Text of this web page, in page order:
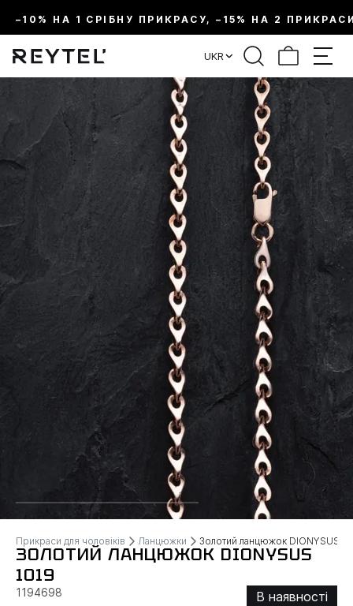
–10% НА 1 СРІБНУ ПРИКРАСУ, –15% НА 2
UKR
Прикраси для чоловіків Ланцюжки Золотий ланцюжок DIONYSUS
ЗОЛОТИЙ ЛАНЦЮЖОК DIONYSUS
1019
1194698
В наявності